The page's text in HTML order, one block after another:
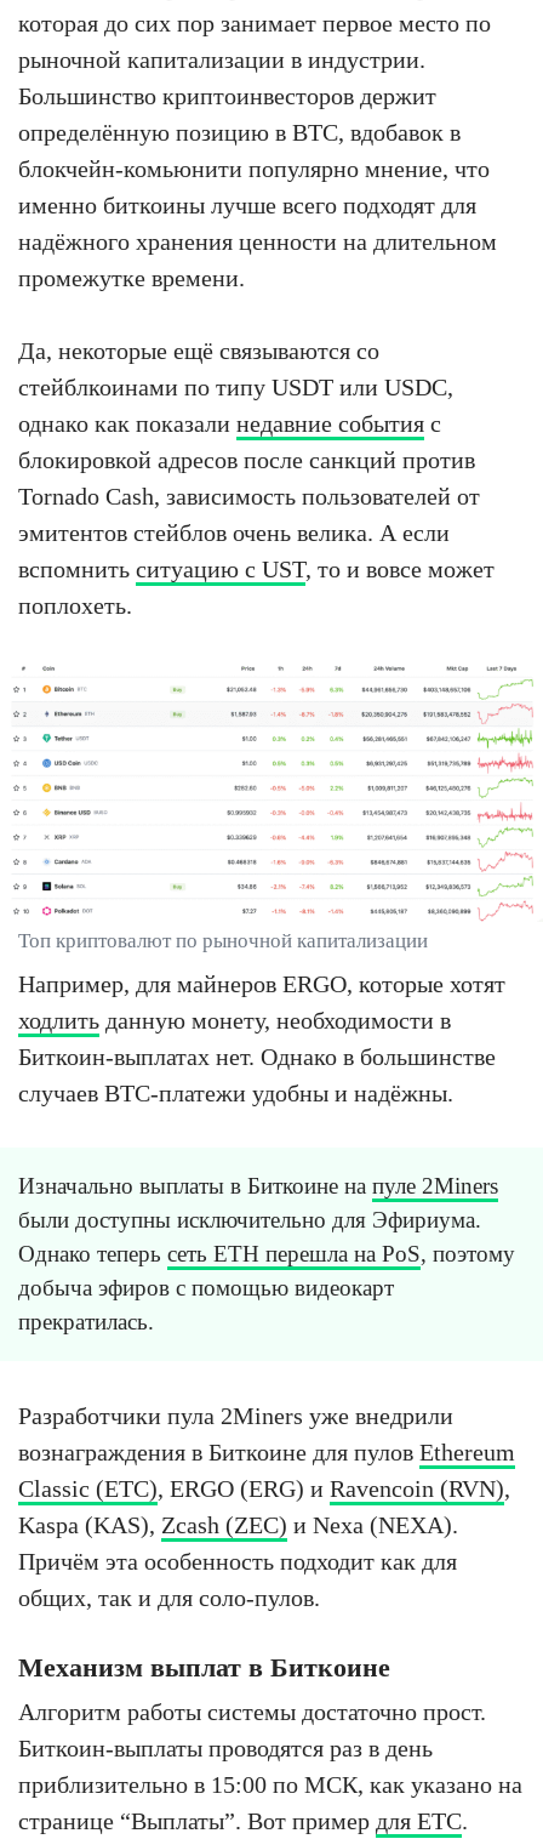
которая до сих пор занимает первое место по
рыночной капитализации в индустрии.
Большинство криптоинвесторов держит
определённую позицию в BTC, вдобавок в
блокчейн-комьюнити популярно мнение, что
именно биткоины лучше всего подходят для
надёжного хранения ценности на длительном
промежутке времени.
Да, некоторые ещё связываются со
стейблкоинами по типу USDT или USDC,
однако как показали недавние события с
блокировкой адресов после санкций против
Tornado Cash, зависимость пользователей от
эмитентов стейблов очень велика. А если
вспомнить ситуацию с UST, то и вовсе может
поплохеть.
Топ криптовалют по рыночной капитализации
Например, для майнеров ERGO, которые хотят
ходлить данную монету, необходимости в
Биткоин-выплатах нет. Однако в большинстве
случаев BTC-платежи удобны и надёжны.
Изначально выплаты в Биткоине на пуле 2Miners
были доступны исключительно для Эфириума.
Однако теперь сеть ETH перешла на PoS, поэтому
добыча эфиров с помощью видеокарт
прекратилась.
Разработчики пула 2Miners уже внедрили
вознаграждения в Биткоине для пулов Ethereum
Classic (ETC), ERGO (ERG) и Ravencoin (RVN),
Kaspa (KAS), Zcash (ZEC) и Nexa (NEXA).
Причём эта особенность подходит как для
общих, так и для соло-пулов.
Механизм выплат в Биткоине
Алгоритм работы системы достаточно прост.
Биткоин-выплаты проводятся раз в день
приблизительно в 15:00 по МСК, как указано на
странице “Выплаты”. Вот пример для ETC.